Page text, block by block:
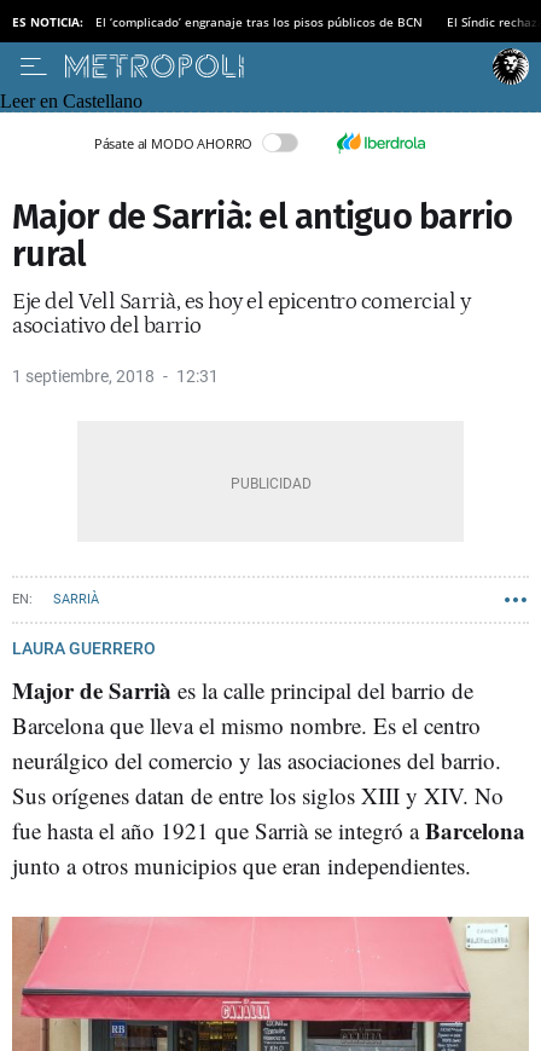
ES NOTICIA: El ‘complicado’ engranaje tras los pisos públicos de BCN El Síndic
Leer en Castellano
Pásate al MODO AHORRO
Major de Sarrià: el antiguo barrio
rural
Eje del Vell Sarrià, es hoy el epicentro comercial y
asociativo del barrio
1 septiembre, 2018 12:31
SARRIÀ
LAURA GUERRERO
Major de Sarrià es la calle principal del barrio de
Barcelona que lleva el mismo nombre. Es el centro
neurálgico del comercio y las asociaciones del barrio.
Sus orígenes datan de entre los siglos XIII y XIV. No
fue hasta el año 1921 que Sarrià se integró aBarcelona
junto a otros municipios que eran independientes.